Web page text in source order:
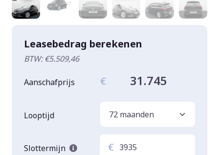
Leasebedrag berekenen
BTW: €5.509,46
Aanschafprijs € 31.745
Looptijd
Slottermijn €